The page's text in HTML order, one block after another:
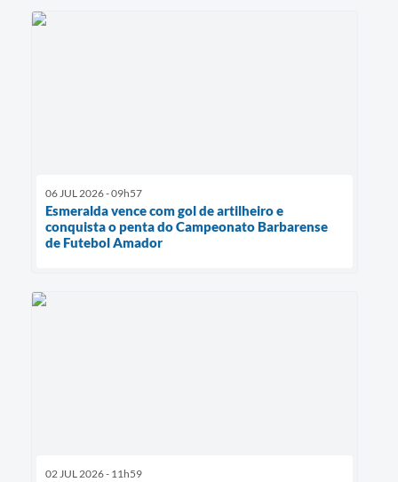
06 JUL 2026 - 09h57
Esmeralda vence com gol de artilheiro e
conquista o penta do Campeonato Barbarense
de Futebol Amador
02 JUL 2026 - 11h59